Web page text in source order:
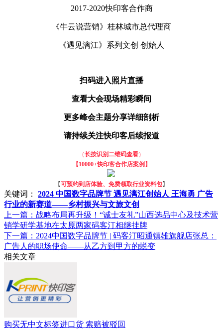
2017-2020快印客合作商
《牛云说营销》桂林城市总代理商
《遇见漓江》系列文创 创始人
扫码进入照片直播
查看大会现场精彩瞬间
更多峰会主题分享详细剖析
请持续关注快印客后续报道
（长按识别二维码查看）
【10000+快印客合作店案例】
【可预约到店体验、免费领取行业资料包】
关键词：
2024 中国数字品牌节 遇见漓江创始人 王海勇 广告
行业的新赛道——乡村振兴与文旅文创
上一篇： 战略布局再升级！“诚士友礼”山西选品中心及技术营
销学研学基地在太原两家码客汀相继挂牌
下一篇： 2024中国数字品牌节 | 码客汀昭通镇雄旗舰店张总：
广告人的职场使命——从乙方到甲方的蜕变
相关文章
购买无中文标签进口货 索赔被驳回